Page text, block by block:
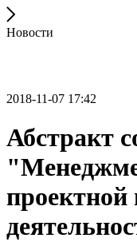
Новости
2018-11-07 17:42
Абстракт
проектной